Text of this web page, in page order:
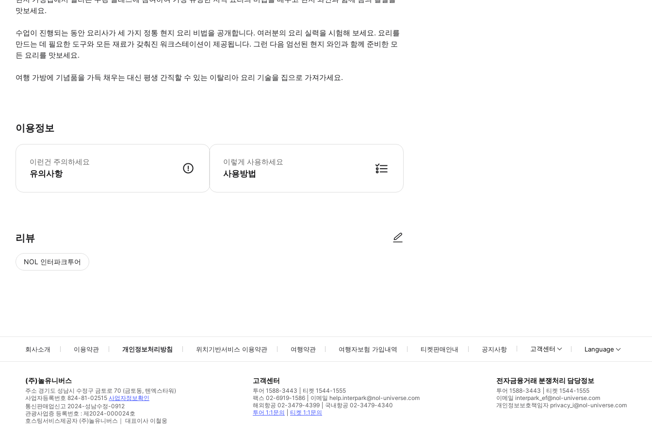
맛보세요.
수업이 진행되는 동안 요리사가 세 가지 정통 현지 요리 비법을 공개합니다. 여러분의 요리 실력을 시험해 보세요. 요리를
만드는 데 필요한 도구와 모든 재료가 갖춰진 워크스테이션이 제공됩니다. 그런 다음 엄선된 현지 와인과 함께 준비한 모
든 요리를 맛보세요.
여행 가방에 기념품을 가득 채우는 대신 평생 간직할 수 있는 이탈리아 요리 기술을 집으로 가져가세요.
이용정보
이런건 주의하세요
유의사항
액티비티 제공자에게 미리 연락하면 수업 시작 시간을 변경할 수 있으며, 여행 요건에 따라 유연하게 조정할 수 있습니다. 요청 시 모든 식단 요구 사항을
이렇게 사용하세요
사용방법
리뷰
NOL 인터파크투어
회사소개 이용약관 개인정보처리방침 위치기반서비스 이용약관 여행약관 여행자보험 가입내역 티켓판매안내 공지사항 고객센터 Language
(주)놀유니버스
주소 경기도 성남시 수정구 금토로 70 (금토동, 텐엑스타워)
사업자등록번호 824-81-02515 사업자정보확인
통신판매업신고 2024-성남수정-0912
관광사업증 등록번호 : 제2024-000024호
호스팅서비스제공자 (주)놀유니버스｜ 대표이사 이철웅
고객센터
투어 1588-3443
티켓 1544-1555
팩스 02-6919-1586
이메일 help.interpark@nol-universe.com
해외항공 02-3479-4399
국내항공 02-3479-4340
투어 1:1문의
티켓 1:1문의
전자금융거래 분쟁처리 담당정보
투어 1588-3443
티켓 1544-1555
이메일 interpark_ef@nol-universe.com
개인정보보호책임자 privacy_i@nol-universe.com